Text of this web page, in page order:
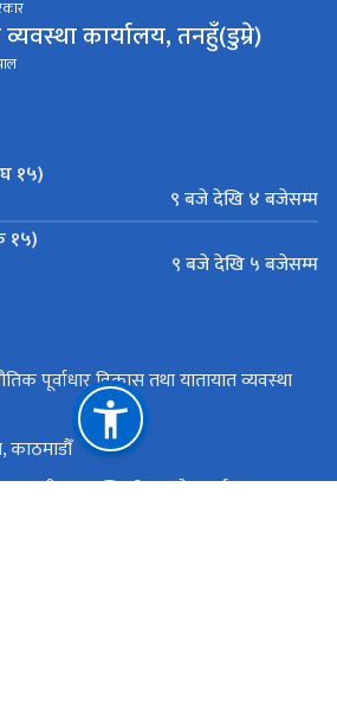
कार्यालय, तनहुँ(डुम्रे)
१५)
९ बजे देखि ४ बजेसम्म
१५)
९ बजे देखि ५ बजेसम्म
पूर्वाधार विकास तथा यातायात व्यवस्था
काठमाडौँ
तथा मन्त्रिपरिषद्को कार्यालय